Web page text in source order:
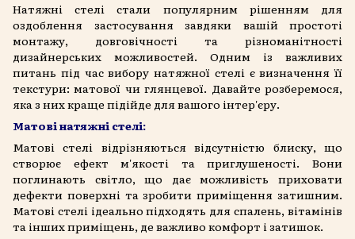
Натяжні стелі стали популярним рішенням для
оздоблення застосування завдяки вашій простоті
монтажу, довговічності та різноманітності
дизайнерських можливостей. Одним із важливих
питань під час вибору натяжної стелі є визначення її
текстури: матової чи глянцевої. Давайте розберемося,
яка з них краще підійде для вашого інтер'єру.
Матові натяжні стелі:
Матові стелі відрізняються відсутністю блиску, що
створює ефект м'якості та приглушеності. Вони
поглинають світло, що дає можливість приховати
дефекти поверхні та зробити приміщення затишним.
Матові стелі ідеально підходять для спалень, вітамінів
та інших приміщень, де важливо комфорт і затишок.